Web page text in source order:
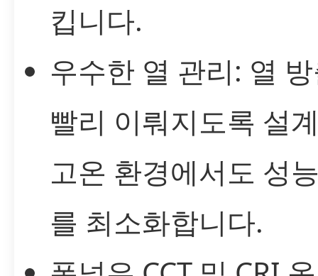
킵니다.
우수한 열 관리: 열
빨리 이뤄지도록 설
고온 환경에서도 성
를 최소화합니다.